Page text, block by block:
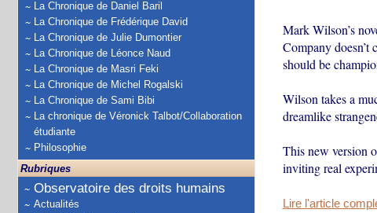
La Chronique de Daniel Baril
La Chronique de Frédérique David
La Chronique de Julie Dumontier
La Chronique de Léonce Naud
La Chronique de Masri Feki
La Chronique de Michel Rogalski
La Chronique de Sami Bibi
La chronique de Véronick Talbot/Collaboration
étudiante
Philosophie
Rubriques
Observatoire des droits humains
Actualités
Mark Wilson’s
Company
should be
Wilson takes a
dreamlike
This new version
inviting real
Lire l'article